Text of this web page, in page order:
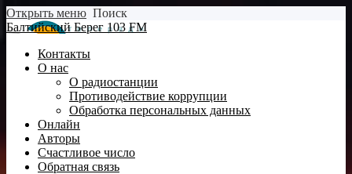
Открыть меню Поиск
Балтийский Берег 103 FM
Контакты
О нас
О радиостанции
Противодействие коррупции
Обработка персональных данных
Онлайн
Авторы
Счастливое число
Обратная связь